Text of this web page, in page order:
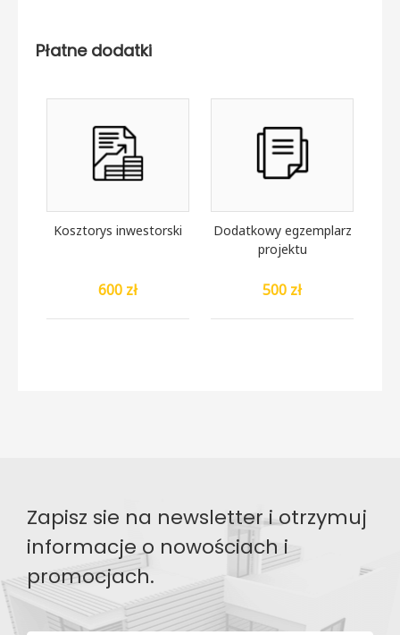
Płatne dodatki
Kosztorys inwestorski
600 zł
Dodatkowy egzemplarz
projektu
500 zł
Zapisz sie na newsletter i otrzymuj
informacje o nowościach i
promocjach.